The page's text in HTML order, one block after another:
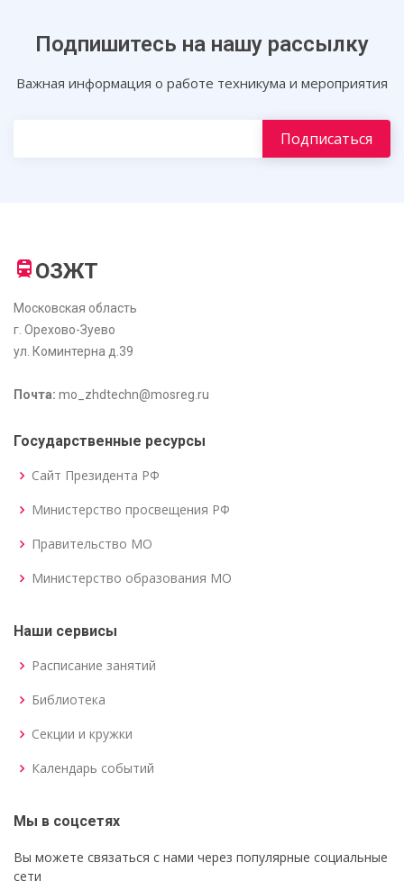
Подпишитесь на нашу рассылку
Важная информация о работе техникума и мероприятия
ОЗЖТ
Московская область
г. Орехово-Зуево
ул. Коминтерна д.39
Почта: mo_zhdtechn@mosreg.ru
Государственные ресурсы
Сайт Президента РФ
Министерство просвещения РФ
Правительство МО
Министерство образования МО
Наши сервисы
Расписание занятий
Библиотека
Секции и кружки
Календарь событий
Мы в соцсетях
Вы можете связаться с нами через популярные социальные
сети